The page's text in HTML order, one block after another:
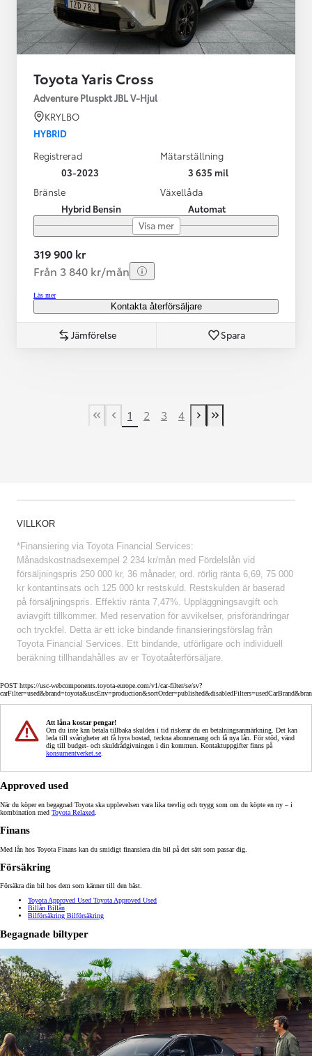
Toyota Yaris Cross
Adventure Pluspkt JBL V-Hjul
KRYLBO
HYBRID
Registrerad
03-2023
Mätarställning
3 635 mil
Bränsle
Hybrid Bensin
Växellåda
Automat
Visa mer
319 900 kr
Från 3 840 kr/mån
Läs mer
Kontakta återförsäljare
Jämförelse Spara
First Page
Previous page
1 2 3 4
Next page
Last Page
VILLKOR
*Finansiering via Toyota Financial Services:
Månadskostnadsexempel 2 234 kr/mån med Fördelslån vid
försäljningspris 250 000 kr, 36 månader, ord. rörlig ränta 6,69, 75 000
kr kontantinsats och 125 000 kr restskuld. Restskulden är baserad
på försäljningspris. Effektiv ränta 7,47%. Uppläggningsavgift och
aviavgift tillkommer. Med reservation för avvikelser, prisförändringar
och tryckfel. Detta är ett icke bindande finansieringsförslag från
Toyota Financial Services. Ett bindande, utförligare och individuell
beräkning tillhandahålles av er Toyotaåterförsäljare.
POST https://usc-webcomponents.toyota-europe.com/v1/car-filter/se/sv?
Att låna kostar pengar!
Om du inte kan betala tillbaka skulden i tid riskerar du en betalningsanmärkning. Det kan
leda till svårigheter att få hyra bostad, teckna abonnemang och få nya lån. För stöd, vänd
dig till budget- och skuldrådgivningen i din kommun. Kontaktuppgifter finns på
konsumentverket.se
Approved used
När du köper en begagnad Toyota ska upplevelsen vara lika trevlig och trygg som om du köpte en ny – i
kombination med Toyota Relaxed
Finans
Med lån hos Toyota Finans kan du smidigt finansiera din bil på det sätt som passar dig.
Försäkring
Försäkra din bil hos dem som känner till den bäst.
Toyota Approved Used Toyota Approved Used
Billån Billån
Bilförsäkring Bilförsäkring
Begagnade biltyper